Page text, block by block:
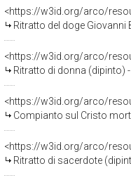
<https://w3id.org/arco/
Ritratto del doge
<https://w3id.org/arco/
Ritratto di donna (dipinto)
<https://w3id.org/arco/
Compianto sul Cristo
<https://w3id.org/arco/
Ritratto di sacerdote